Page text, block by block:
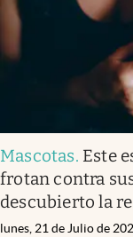
Mascotas. Este
frotan contra
descubierto la
lunes, 21 de Julio de